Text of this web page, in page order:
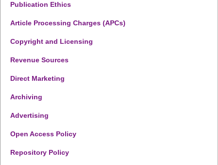
Publication Ethics
Article Processing Charges (APCs)
Copyright and Licensing
Revenue Sources
Direct Marketing
Archiving
Advertising
Open Access Policy
Repository Policy